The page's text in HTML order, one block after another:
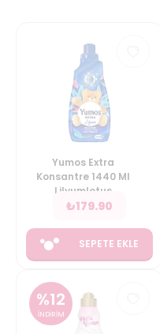
Yumos Extra
Konsantre 1440 Ml
Lilyumlotus
₺179.90
SEPETE EKLE
%12
İNDİRİM